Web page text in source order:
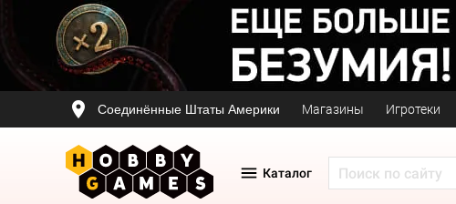
Соединённые Штаты Америки Магазины Игротеки
Каталог